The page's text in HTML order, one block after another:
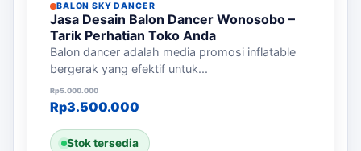
BALON SKY DANCER
Jasa Desain Balon Dancer Wonosobo –
Tarik Perhatian Toko Anda
Balon dancer adalah media promosi inflatable
bergerak yang efektif untuk...
Rp5.000.000
Harga aslinya adalah: Rp5.000.000.
Rp3.500.000
Harga saat ini adalah: Rp3.500.000.
Stok tersedia